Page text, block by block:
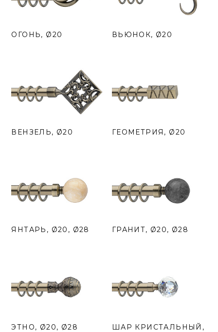
ОГОНЬ, Ø20 ВЬЮНОК, Ø20
ВЕНЗЕЛЬ, Ø20 ГЕОМЕТРИЯ, Ø20
ЯНТАРЬ, Ø20, Ø28 ГРАНИТ, Ø20, Ø28
ЭТНО, Ø20, Ø28
ШАР КРИСТАЛЬНЫЙ,